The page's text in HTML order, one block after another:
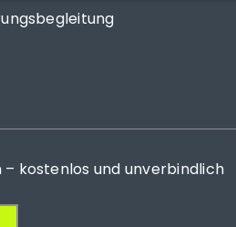
kostenlos und unverbindlich